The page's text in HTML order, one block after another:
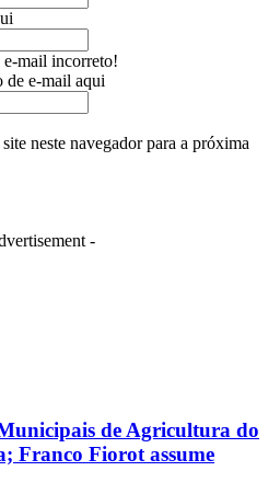
e-mail incorreto!
de e-mail aqui
neste navegador para a próxima
-
de Agricultura do
Franco Fiorot assume